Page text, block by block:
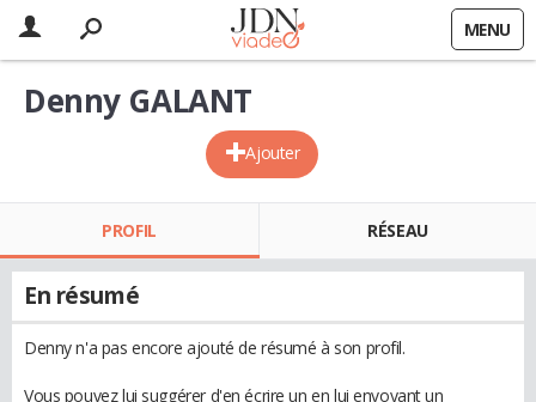
MENU
Ajouter
Denny GALANT
PROFIL RÉSEAU
En résumé
Denny n'a pas encore ajouté de résumé à son profil.
Vous pouvez lui suggérer d'en écrire un en lui envoyant un